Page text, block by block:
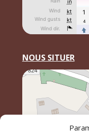
NOUS SITUER